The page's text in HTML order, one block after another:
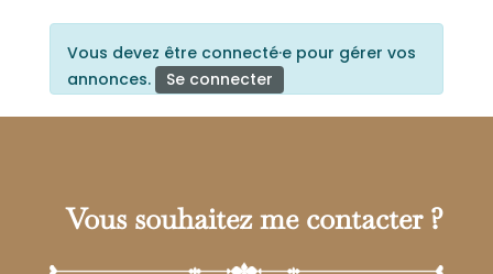
Vous devez être connecté·e pour gérer vos
annonces.
Se connecter
Vous souhaitez me contacter ?